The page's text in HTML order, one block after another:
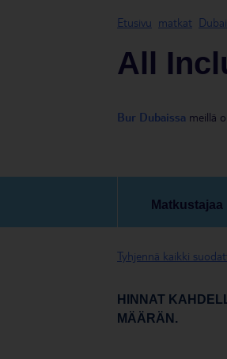
Etusivu matkat
All
Bur Dubaissa meillä
Matkustajaa
Tyhjennä kaikki
HINNAT
MÄÄRÄN.